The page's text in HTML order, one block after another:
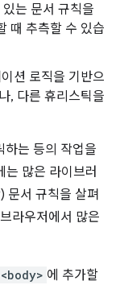
있는 문서 규칙을
때 추측할 수 있습
션 로직을 기반으
, 다른 휴리스틱을
하는 등의 작업을
많은 라이브러
문서 규칙을 살펴
라우저에서 많은
<body> 에 추가할